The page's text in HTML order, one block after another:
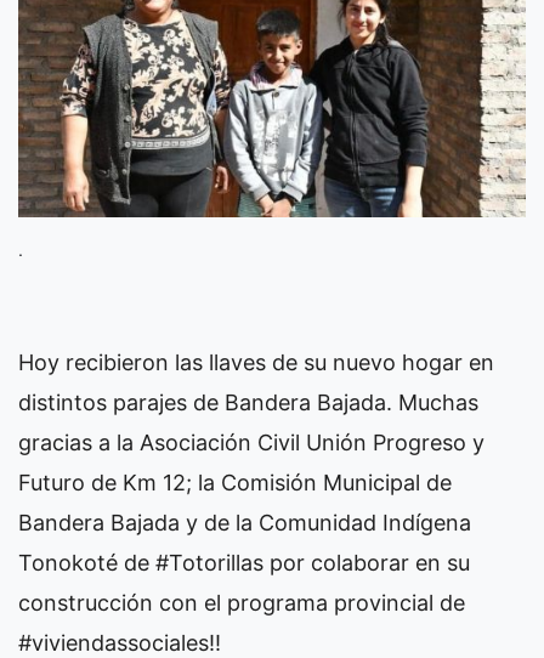
.
Hoy recibieron las llaves de su nuevo hogar en
distintos parajes de Bandera Bajada. Muchas
gracias a la Asociación Civil Unión Progreso y
Futuro de Km 12; la Comisión Municipal de
Bandera Bajada y de la Comunidad Indígena
Tonokoté de #Totorillas por colaborar en su
construcción con el programa provincial de
#viviendassociales!!